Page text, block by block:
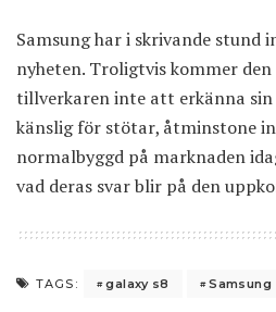
Samsung har i skrivande stund
nyheten. Troligtvis kommer den
tillverkaren inte att erkänna
känslig för stötar, åtminstone
normalbyggd på marknaden
vad deras svar blir på den
TAGS: galaxy s8 Samsung